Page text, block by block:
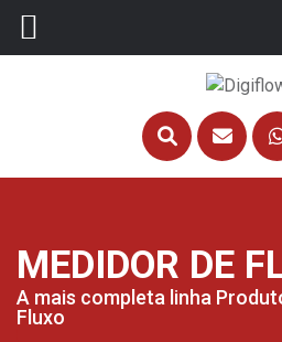
MEDIDOR DE
A mais completa linha
Fluxo